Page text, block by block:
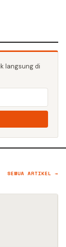
langsung di
SEMUA ARTIKEL →